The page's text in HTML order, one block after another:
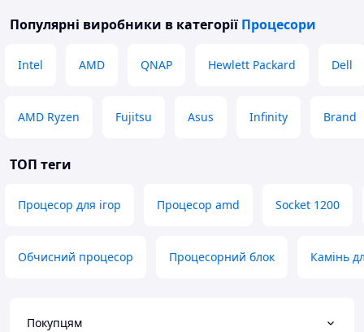
Популярні виробники в категорії Процесори
Intel AMD QNAP Hewlett Packard Dell
AMD Ryzen Fujitsu Asus Infinity Brand
ТОП теги
Процесор для ігор Процесор amd Socket 1200
Обчисний процесор Процесорний блок Камінь
Покупцям